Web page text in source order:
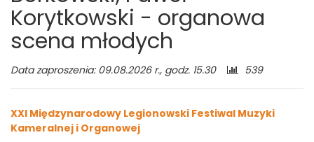
Korytkowski - organowa
scena młodych
Data zaproszenia: 09.08.2026 r., godz. 15.30
Liczba
539
XXI Międzynarodowy Legionowski Festiwal Muzyki
Kameralnej i Organowej